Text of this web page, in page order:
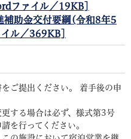
ファイル／19KB]
補助金交付要綱(令和8年5
ル／369KB]
ご提出ください。 着手後の申
する場合は必ず、様式第3号
を行ってください。